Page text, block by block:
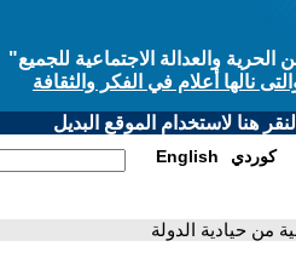
والعدالة الاجتماعية للجميع"
نالها أعلام في الفكر والثقافة
هنا لاستخدام الموقع البديل
English كوردي
من حيادية الدولة